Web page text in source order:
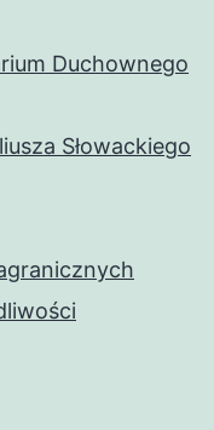
Duchownego
Słowackiego